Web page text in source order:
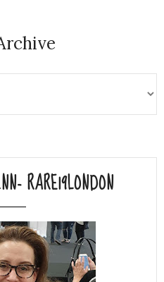
RARE19LONDON